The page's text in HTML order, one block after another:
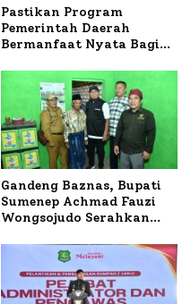
Pastikan Program
Pemerintah Daerah
Bermanfaat Nyata Bagi
Sumenep Tinjau Langsung
Budidaya Lele dan Ayam
Petelur di Desa Bataal
Timur
Gandeng Baznas, Bupati
Sumenep Achmad Fauzi
Wongsojudo Serahkan
Dua Kecamatan